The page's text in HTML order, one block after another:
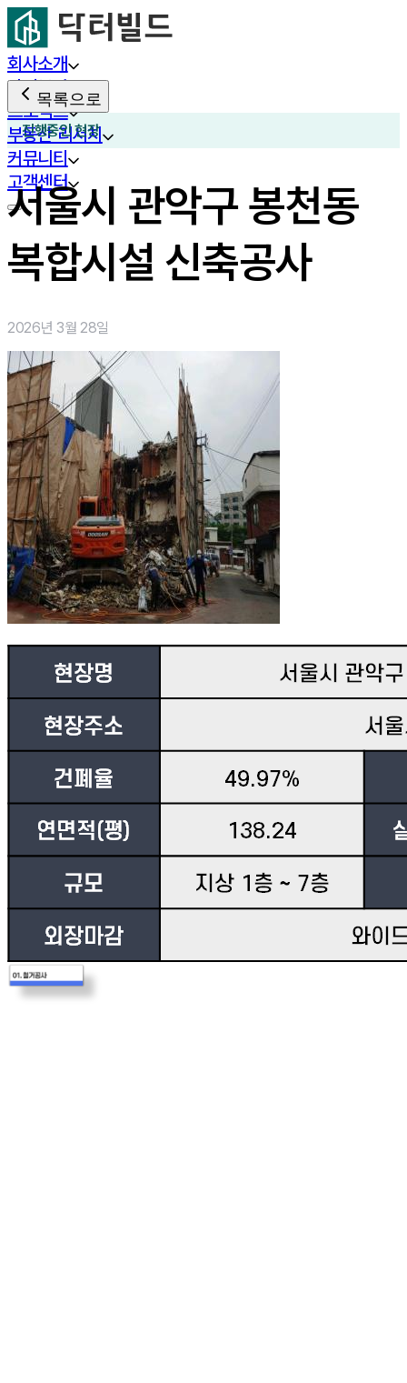
회사소개
사업분야
프로젝트
부동산 리서치
커뮤니티
고객센터
목록으로
진행중인 현장
서울시 관악구 봉천동
복합시설 신축공사
2026년 3월 28일